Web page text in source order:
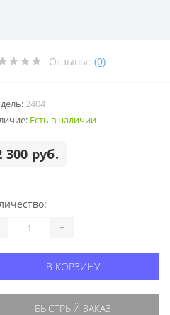
Отзывы: (0)
2404
Есть в наличии
300 руб.
+
В КОРЗИНУ
БЫСТРЫЙ ЗАКАЗ